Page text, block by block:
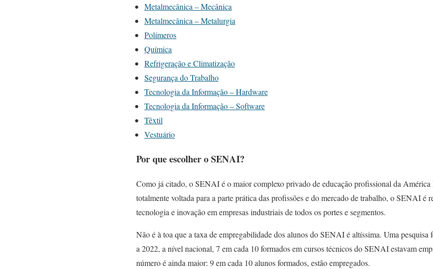
Metalmecânica – Mecânica
Metalmecânica – Metalurgia
Polímeros
Química
Refrigeração e Climatização
Segurança do Trabalho
Tecnologia da Informação – Hardware
Tecnologia da Informação – Software
Têxtil
Vestuário
Por que escolher o SENAI?
Como já citado, o SENAI é o maior complexo privado de educação profissional da
totalmente voltada para a parte prática das profissões e do mercado de trabalho, o SENAI é
tecnologia e inovação em empresas industriais de todos os portes e segmentos.
Não é à toa que a taxa de empregabilidade dos alunos do SENAI é altíssima. Uma pesquisa
a 2022, a nível nacional, 7 em cada 10 formados em cursos técnicos do SENAI estavam
número é ainda maior: 9 em cada 10 alunos formados, estão empregados.